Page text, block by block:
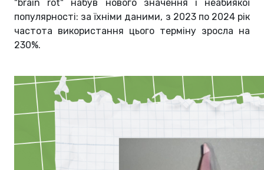
"brain rot" набув нового значення і неабиякої
популярності: за їхніми даними, з 2023 по 2024 рік
частота використання цього терміну зросла на
230%.